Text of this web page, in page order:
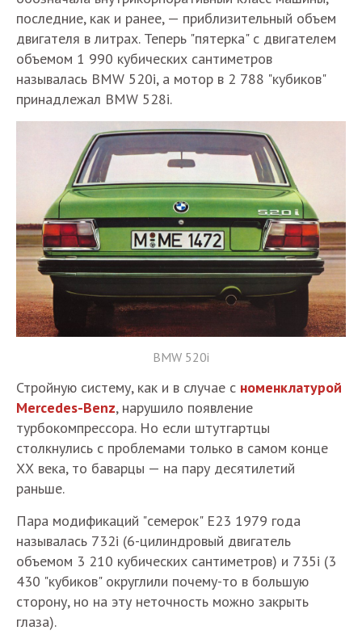
последние, как и ранее, — приблизительный объем
двигателя в литрах. Теперь "пятерка" с двигателем
объемом 1 990 кубических сантиметров
называлась BMW 520i, а мотор в 2 788 "кубиков"
принадлежал BMW 528i.
BMW 520i​
Стройную систему, как и в случае с номенклатурой
Mercedes-Benz, нарушило появление
турбокомпрессора. Но если штутгартцы
столкнулись с проблемами только в самом конце
ХХ века, то баварцы — на пару десятилетий
раньше.
Пара модификаций "семерок" E23 1979 года
называлась 732i (6-цилиндровый двигатель
объемом 3 210 кубических сантиметров) и 735i (3
430 "кубиков" округлили почему-то в большую
сторону, но на эту неточность можно закрыть
глаза).